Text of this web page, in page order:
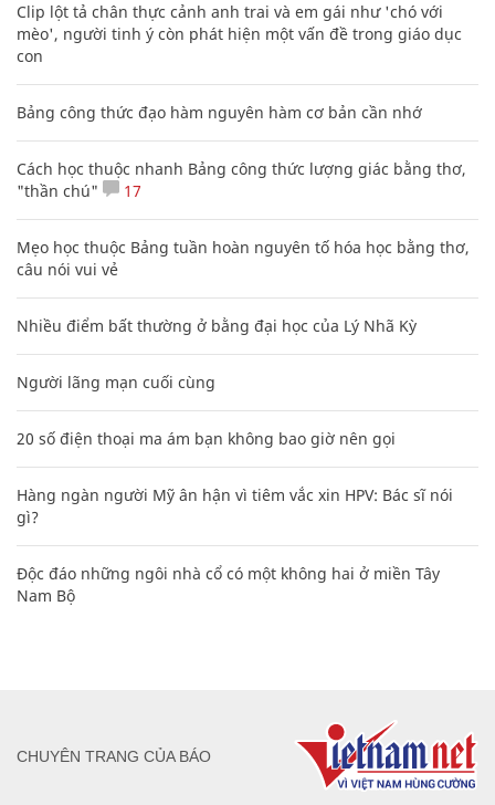
Clip lột tả chân thực cảnh anh trai và em gái như 'chó với
mèo', người tinh ý còn phát hiện một vấn đề trong giáo dục
con
Bảng công thức đạo hàm nguyên hàm cơ bản cần nhớ
Cách học thuộc nhanh Bảng công thức lượng giác bằng thơ,
"thần chú"
17
Mẹo học thuộc Bảng tuần hoàn nguyên tố hóa học bằng thơ,
câu nói vui vẻ
Nhiều điểm bất thường ở bằng đại học của Lý Nhã Kỳ
Người lãng mạn cuối cùng
20 số điện thoại ma ám bạn không bao giờ nên gọi
Hàng ngàn người Mỹ ân hận vì tiêm vắc xin HPV: Bác sĩ nói
gì?
Độc đáo những ngôi nhà cổ có một không hai ở miền Tây
Nam Bộ
CHUYÊN TRANG CỦA BÁO